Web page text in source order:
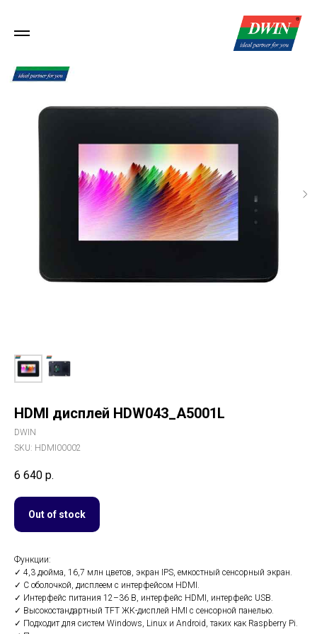
HDMI дисплей HDW043_A5001L
DWIN
SKU: HDMI00002
6 640 р.
Out of stock
Функции:
✓ 4,3 дюйма, 16,7 млн ​​цветов, экран IPS, емкостный сенсорный экран.
✓ С оболочкой, дисплеем с интерфейсом HDMI.
✓ Интерфейс питания 12–36 В, интерфейс HDMI, интерфейс USB.
✓ Высокостандартный TFT ЖК-дисплей HMI с сенсорной панелью.
✓ Подходит для систем Windows, Linux и Android, таких как Raspberry Pi.